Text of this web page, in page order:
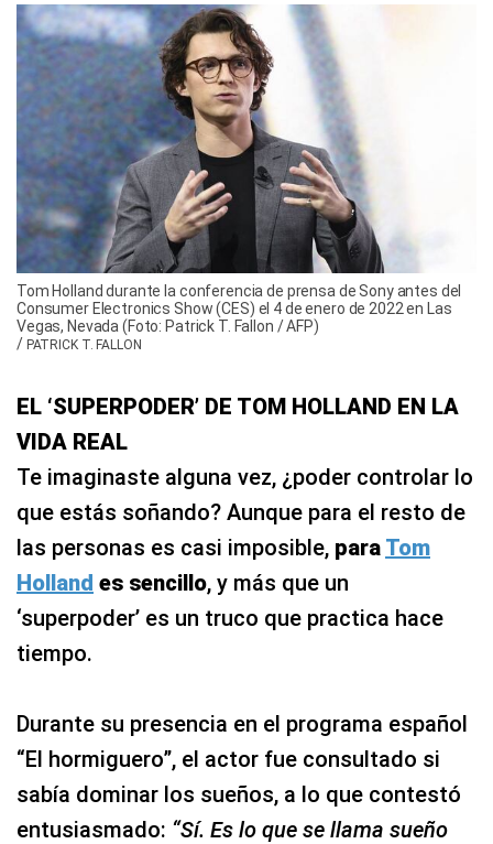
Tom Holland durante la conferencia de prensa de Sony antes del
Consumer Electronics Show (CES) el 4 de enero de 2022 en Las
Vegas, Nevada (Foto: Patrick T. Fallon / AFP)
/ PATRICK T. FALLON
EL ‘SUPERPODER’ DE TOM HOLLAND EN LA
VIDA REAL
Te imaginaste alguna vez, ¿poder controlar lo
que estás soñando? Aunque para el resto de
las personas es casi imposible, para Tom
Holland es sencillo, y más que un
‘superpoder’ es un truco que practica hace
tiempo.
Durante su presencia en el programa español
“El hormiguero”, el actor fue consultado si
sabía dominar los sueños, a lo que contestó
entusiasmado: “Sí. Es lo que se llama sueño